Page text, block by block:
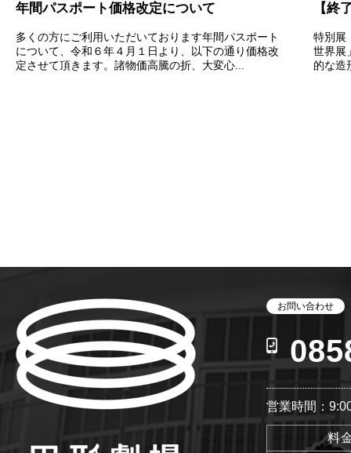
年間パスポート価格改定について
多くの方にご利用いただいております年間パスポート
について、令和６年４月１日より、以下の通り価格改
定させて頂きます。諸物価高騰の折、大変心...
特別展
世界展
的な造
お問い合わせ
営業時間：
料